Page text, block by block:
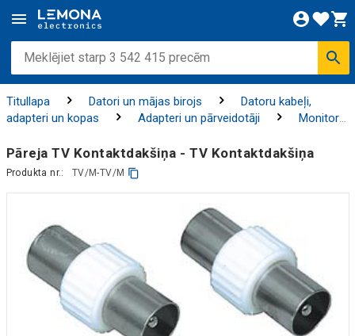
Titullapa Datori un mājas birojs
Datoru kabeļi,
adapteri un kopas
Adapteri un pārveidotāji
Monitoru
Pāreja TV Kontaktdakšiņa - TV Kontaktdakšiņa
Produkta nr.: TV/M-TV/M